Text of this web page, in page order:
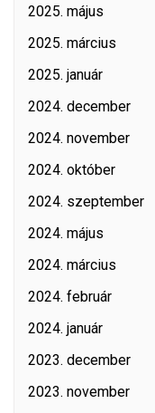
2025. május
2025. március
2025. január
2024. december
2024. november
2024. október
2024. szeptember
2024. május
2024. március
2024. február
2024. január
2023. december
2023. november